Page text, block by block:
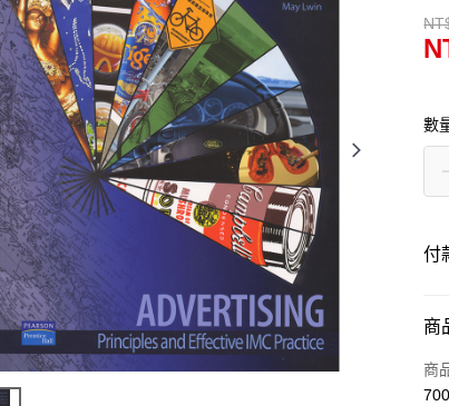
數
付
信
商
商